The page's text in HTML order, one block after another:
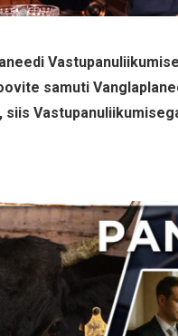
samuti
siis